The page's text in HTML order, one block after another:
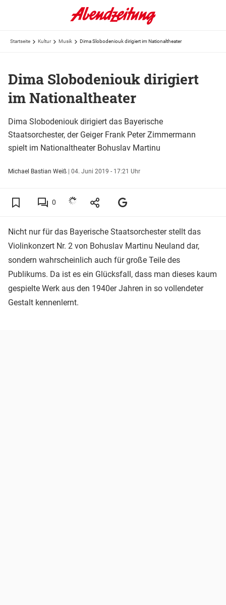
Startseite Kultur Musik Dima Slobodeniouk dirigiert im Nationaltheater
Dima Slobodeniouk dirigiert
im Nationaltheater
Dima Slobodeniouk dirigiert das Bayerische
Staatsorchester, der Geiger Frank Peter Zimmermann
spielt im Nationaltheater Bohuslav Martinu
Michael Bastian Weiß | 04. Juni 2019 - 17:21 Uhr
0
Nicht nur für das Bayerische Staatsorchester stellt das
Violinkonzert Nr. 2 von Bohuslav Martinu Neuland dar,
sondern wahrscheinlich auch für große Teile des
Publikums. Da ist es ein Glücksfall, dass man dieses kaum
gespielte Werk aus den 1940er Jahren in so vollendeter
Gestalt kennenlernt.